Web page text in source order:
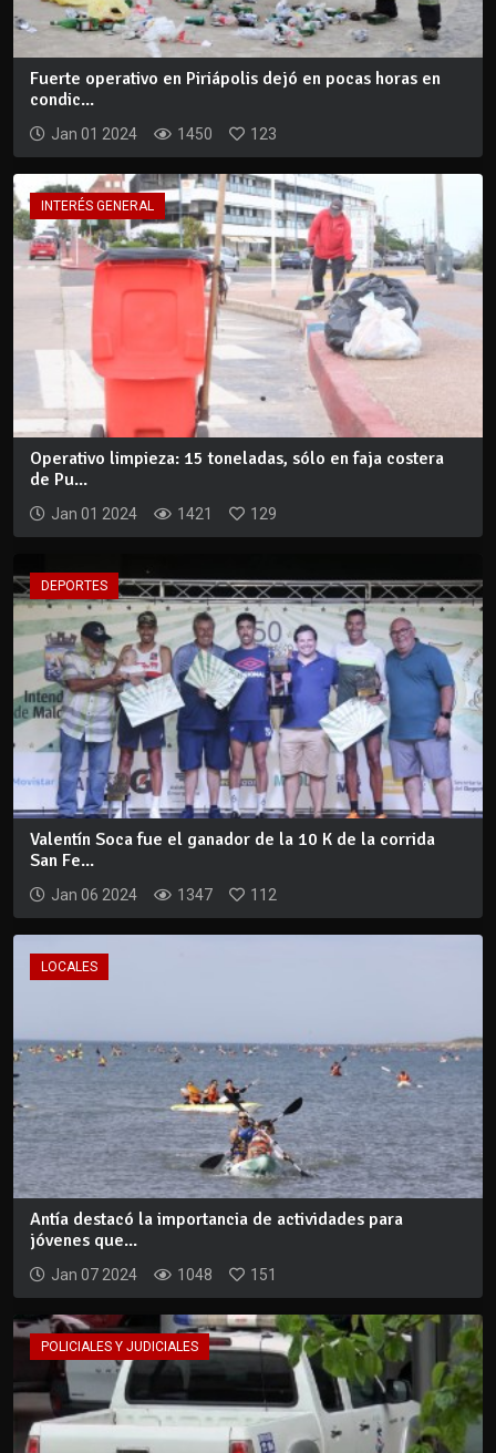
Fuerte operativo en Piriápolis dejó en pocas horas en
condic...
Jan 01 2024 1450 123
INTERÉS GENERAL
Operativo limpieza: 15 toneladas, sólo en faja costera
de Pu...
Jan 01 2024 1421 129
DEPORTES
Valentín Soca fue el ganador de la 10 K de la corrida
San Fe...
Jan 06 2024 1347 112
LOCALES
Antía destacó la importancia de actividades para
jóvenes que...
Jan 07 2024 1048 151
POLICIALES Y JUDICIALES